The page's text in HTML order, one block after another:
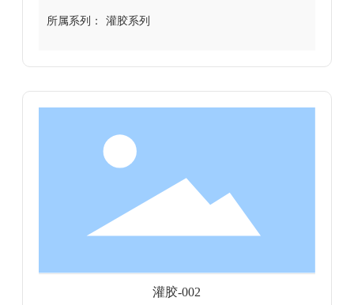
所属系列： 灌胶系列
灌胶-002